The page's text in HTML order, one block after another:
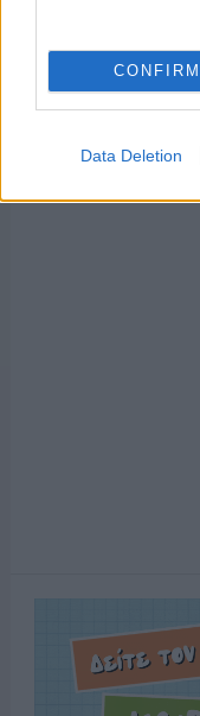
CONFIRM
Data Deletion